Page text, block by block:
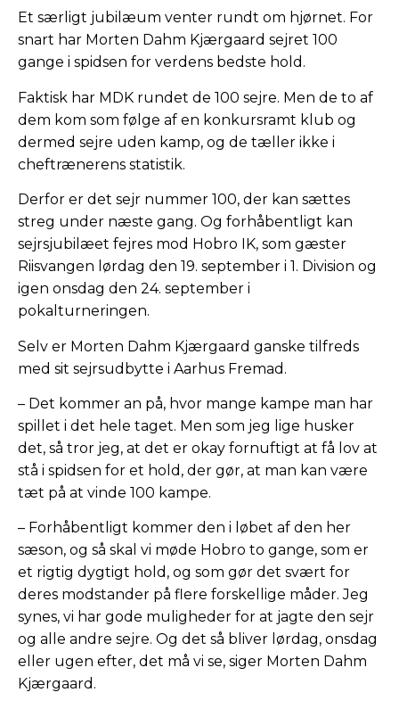
Et særligt jubilæum venter rundt om hjørnet. For
snart har Morten Dahm Kjærgaard sejret 100
gange i spidsen for verdens bedste hold.
Faktisk har MDK rundet de 100 sejre. Men de to af
dem kom som følge af en konkursramt klub og
dermed sejre uden kamp, og de tæller ikke i
cheftrænerens statistik.
Derfor er det sejr nummer 100, der kan sættes
streg under næste gang. Og forhåbentligt kan
sejrsjubilæet fejres mod Hobro IK, som gæster
Riisvangen lørdag den 19. september i 1. Division og
igen onsdag den 24. september i
pokalturneringen.
Selv er Morten Dahm Kjærgaard ganske tilfreds
med sit sejrsudbytte i Aarhus Fremad.
– Det kommer an på, hvor mange kampe man har
spillet i det hele taget. Men som jeg lige husker
det, så tror jeg, at det er okay fornuftigt at få lov at
stå i spidsen for et hold, der gør, at man kan være
tæt på at vinde 100 kampe.
– Forhåbentligt kommer den i løbet af den her
sæson, og så skal vi møde Hobro to gange, som er
et rigtig dygtigt hold, og som gør det svært for
deres modstander på flere forskellige måder. Jeg
synes, vi har gode muligheder for at jagte den sejr
og alle andre sejre. Og det så bliver lørdag, onsdag
eller ugen efter, det må vi se, siger Morten Dahm
Kjærgaard.